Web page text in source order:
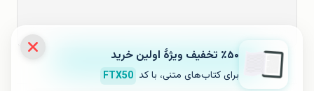
ثبت نظر ٪۵۰ تخفیف ویژۀ اولین خرید
برای کتاب‌های متنی، با کد FTX50